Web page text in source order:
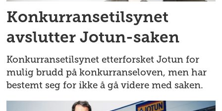
Konkurransetilsynet
avslutter Jotun-saken
Konkurransetilsynet etterforsket Jotun for
mulig brudd på konkurranseloven, men har
bestemt seg for ikke å gå videre med saken.